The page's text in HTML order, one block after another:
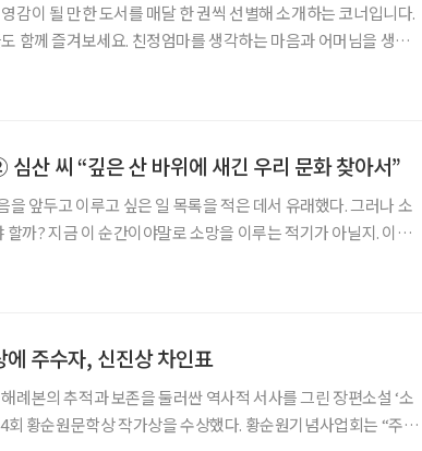
감이 될 만한 도서를 매달 한 권씩 선별해 소개하는 코너입니다.
마를 생각하는 마음과 어머님을 생각
산 씨 “깊은 산 바위에 새긴 우리 문화 찾아서”
앞두고 이루고 싶은 일 목록을 적은 데서 유래했다. 그러나 소
할까? 지금 이 순간이야말로 소망을 이루는 적기가 아닐지. 이에
주수자, 신진상 차인표
례본의 추적과 보존을 둘러싼 역사적 서사를 그린 장편소설 ‘소
회 황순원문학상 작가상을 수상했다. 황순원기념사업회는 “주수